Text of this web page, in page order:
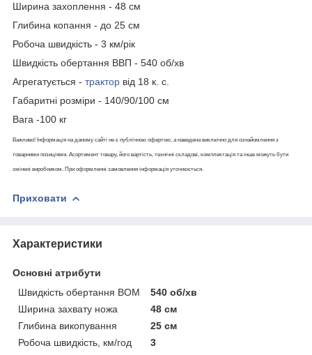
Ширина захоплення - 48 см
Глибина копання - до 25 см
Робоча швидкість - 3 км/рік
Швидкість обертання ВВП - 540 об/хв
Агрегатується - трактор від 18 к. с.
Габаритні розміри - 140/90/100 см
Вага -100 кг
Важливо! Інформація на даному сайті не є публічною офертою, а наведена виключно для ознайомлення з
товарними позиціями. Асортимент товару, його вартість, технічні складові, комплектація та інше можуть бути
змінені виробником. При оформленні замовлення інформація уточнюється.
Приховати
Характеристики
Основні атрибути
Швидкість обертання ВОМ
540 об/хв
Ширина захвату ножа
48 см
Глибина викопування
25 см
Робоча швидкість, км/год
3